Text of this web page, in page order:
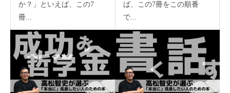
か？」といえば、この7
冊...
ば、この7冊をこの順番
で...